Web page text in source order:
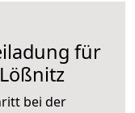
für
bei der